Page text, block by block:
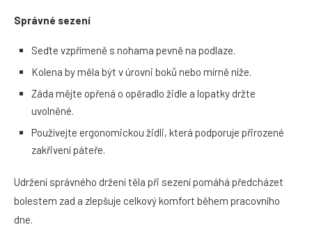
Správné sezení
Seďte vzpřímeně s nohama pevně na podlaze.
Kolena by měla být v úrovni boků nebo mírně níže.
Záda mějte opřená o opěradlo židle a lopatky držte
uvolněné.
Používejte ergonomickou židli, která podporuje přirozené
zakřivení páteře.
Udržení správného držení těla při sezení pomáhá předcházet
bolestem zad a zlepšuje celkový komfort během pracovního
dne.